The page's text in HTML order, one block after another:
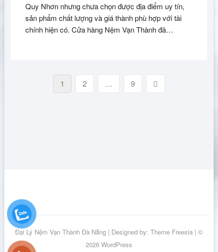
Quy Nhơn nhưng chưa chọn được địa điểm uy tín,
sản phẩm chất lượng và giá thành phù hợp với tài
chính hiện có. Cửa hàng Nệm Vạn Thành đã…
Page
1 Page
2 … Page
9
Next
page
Đại Lý Nệm Vạn Thành Đà Nẵng| Designed by: Theme Freesia| ©
2026 WordPress